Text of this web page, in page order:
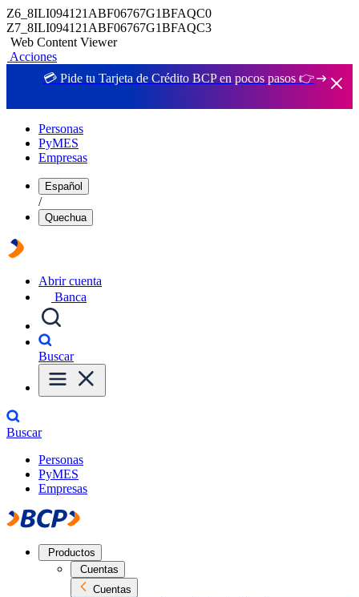
Z6_8ILI094121ABF06767G1BFAQC0
Z7_8ILI094121ABF06767G1BFAQC3
Web Content Viewer
Acciones
💳 Pide tu Tarjeta de Crédito BCP en pocos pasos 👉
Personas
PyMES
Empresas
Español
/
Quechua
Abrir cuenta
Banca
Buscar
Buscar
Personas
PyMES
Empresas
Productos
Cuentas
Cuentas